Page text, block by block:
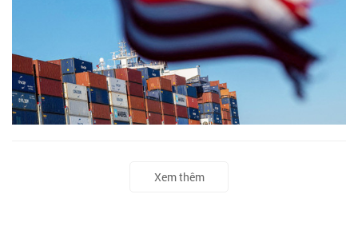
Xem thêm